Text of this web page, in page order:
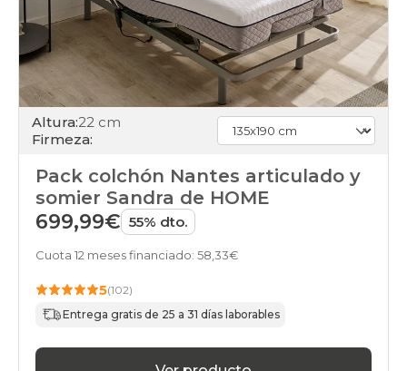
Altura:22 cm
Firmeza:
Pack colchón Nantes articulado y
somier Sandra de HOME
699,99€ 55% dto.
Cuota 12 meses financiado: 58,33€
5(102)
Entrega gratis de 25 a 31 días laborables